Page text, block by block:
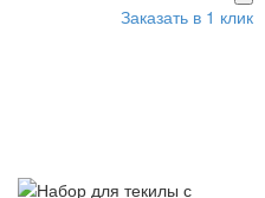
Заказать в 1 клик